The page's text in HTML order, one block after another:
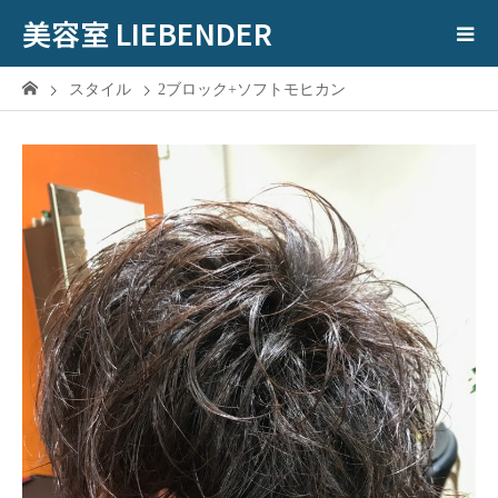
美容室 LIEBENDER
スタイル 2ブロック+ソフトモヒカン